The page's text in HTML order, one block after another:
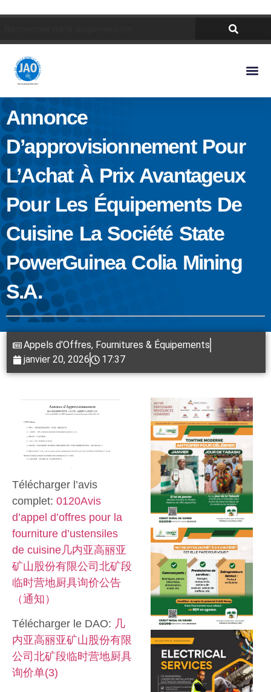
Annonce
D’approvisionnement Pour
L’Achat À Prix Avantageux
Pour Les Équipements De
Cuisine La Société State
PowerGuinea Colia Mining
S.A.
Appels d'Offres, Fournitures & Équipements
janvier 20, 2026
17:37
Télécharger l’avis
complet: 0120Avis
d’appel d’offres pour la
fourniture d’ustensiles
de cuisine几内亚高丽亚
矿山股份有限公司北矿段
临时营地厨具询价公告
（通知）
Télécharger le DAO: 几
内亚高丽亚矿山股份有限
公司北矿段临时营地厨具
询价单(3)